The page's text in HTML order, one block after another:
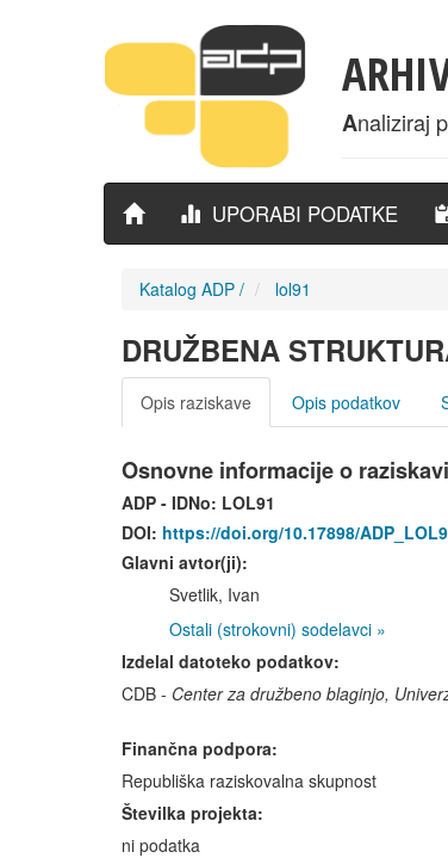
Analiziraj
UPORABI PODATKE
Katalog ADP / lol91
DRUŽBENA
Opis raziskave Opis podatkov
Osnovne informacije o raziskavi
ADP - IDNo: LOL91
DOI: https://doi.org/10.17898/
Glavni avtor(ji):
Svetlik, Ivan
Ostali (strokovni) sodelavci »
Izdelal datoteko podatkov:
CDB - Center za družbeno blaginjo,
Finančna podpora:
Republiška raziskovalna skupnost
Številka projekta:
ni podatka